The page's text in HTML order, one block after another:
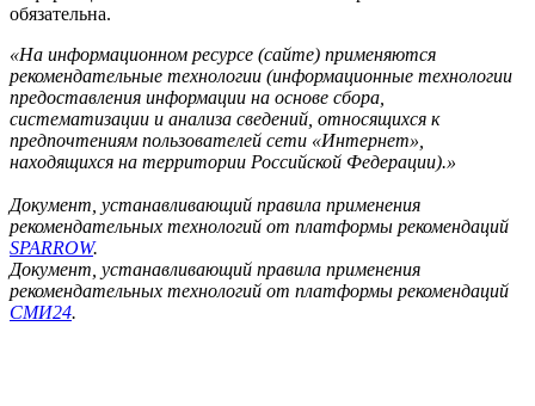
обязательна.
«На информационном ресурсе (сайте) применяются
рекомендательные технологии (информационные технологии
предоставления информации на основе сбора,
систематизации и анализа сведений, относящихся к
предпочтениям пользователей сети «Интернет»,
находящихся на территории Российской Федерации).»
Документ, устанавливающий правила применения
рекомендательных технологий от платформы рекомендаций
SPARROW.
Документ, устанавливающий правила применения
рекомендательных технологий от платформы рекомендаций
СМИ24.